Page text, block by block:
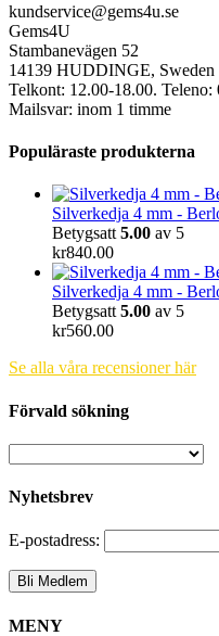
kundservice@gems4u.se
Gems4U
Stambanevägen 52
14139 HUDDINGE, Sweden
Telkont: 12.00-18.00. Teleno:
Mailsvar: inom 1 timme
Populäraste produkterna
Silverkedja 4 mm -
Betygsatt 5.00 av 5
kr840.00
Silverkedja 4 mm -
Betygsatt 5.00 av 5
kr560.00
Se alla våra recensioner här
Förvald sökning
Nyhetsbrev
E-postadress:
MENY